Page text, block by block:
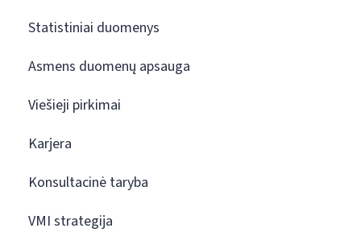
Statistiniai duomenys
Asmens duomenų apsauga
Viešieji pirkimai
Karjera
Konsultacinė taryba
VMI strategija